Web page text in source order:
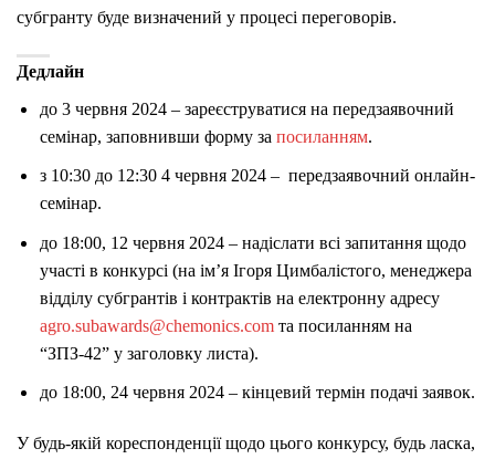
субгранту буде визначений у процесі переговорів.
Дедлайн
до 3 червня 2024 – зареєструватися на передзаявочний
семінар, заповнивши форму за посиланням.
з 10:30 до 12:30 4 червня 2024 – передзаявочний онлайн-
семінар.
до 18:00, 12 червня 2024 – надіслати всі запитання щодо
участі в конкурсі (на ім’я Ігоря Цимбалістого, менеджера
відділу субгрантів і контрактів на електронну адресу
agro.subawards@chemonics.comта посиланням на
“ЗПЗ-42” у заголовку листа).
до 18:00, 24 червня 2024 – кінцевий термін подачі заявок.
У будь-якій кореспонденції щодо цього конкурсу, будь ласка,